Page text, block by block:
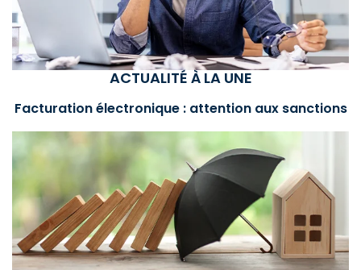
ACTUALITÉ À LA UNE
Facturation électronique : attention aux sanctions